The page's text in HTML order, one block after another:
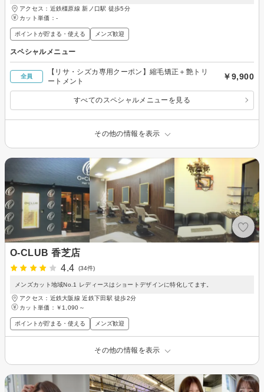
アクセス：近鉄橿原線 新ノ口駅 徒歩5分
カット単価： -
ポイントが貯まる・使える メンズ歓迎
スペシャルメニュー
全員
【リサ・シズカ専用クーポン】縮毛矯正＋艶トリ
ートメント
￥9,900
すべてのスペシャルメニューを見る
その他の情報を表示
O-CLUB 香芝店
4.4
(34件)
メンズカット地域No.1 レディースはショートデザインに特化してます。
アクセス：近鉄大阪線 近鉄下田駅 徒歩2分
カット単価： ￥1,090～
ポイントが貯まる・使える メンズ歓迎
その他の情報を表示